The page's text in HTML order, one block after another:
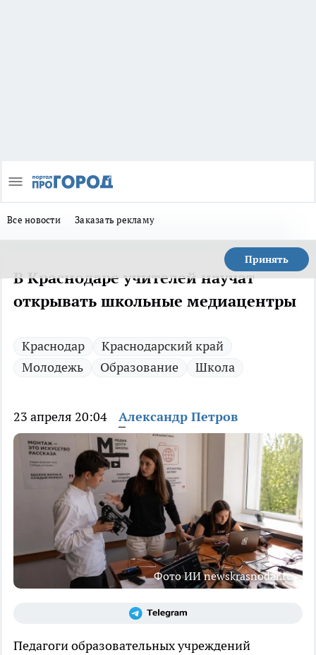
Все новости Заказать рекламу
Принять
В Краснодаре учителей научат
открывать школьные медиацентры
Краснодар
Краснодарский край
Молодежь
Образование Школа
23 апреля 20:04 Александр Петров
Фото ИИ newskrasnodar.ru
Педагоги образовательных учреждений